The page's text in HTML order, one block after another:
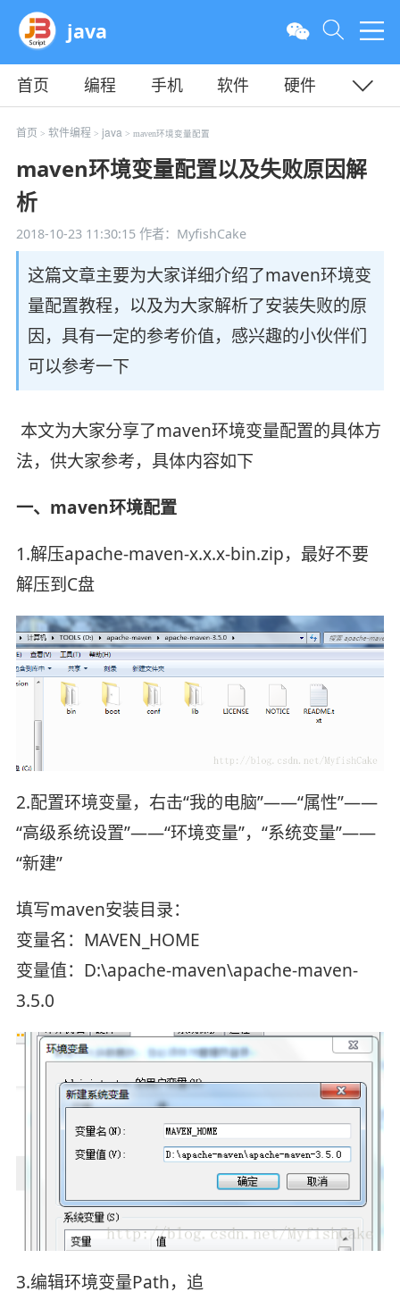
java
首页 编程 手机 软件
硬件
教程
平面 服务器
首页 > 软件编程 > java> maven环境变量配置
maven环境变量配置以及失败原因解
析
2018-10-23 11:30:15作者：MyfishCake
这篇文章主要为大家详细介绍了maven环境变
量配置教程，以及为大家解析了安装失败的原
因，具有一定的参考价值，感兴趣的小伙伴们
可以参考一下
本文为大家分享了maven环境变量配置的具体方
法，供大家参考，具体内容如下
一、maven环境配置
1.解压apache-maven-x.x.x-bin.zip，最好不要
解压到C盘
2.配置环境变量，右击“我的电脑”——“属性”——
“高级系统设置”——“环境变量”，“系统变量”——
“新建”
填写maven安装目录：
变量名：MAVEN_HOME
变量值：D:\apache-maven\apache-maven-
3.5.0
3.编辑环境变量Path，追